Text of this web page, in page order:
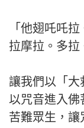
「他翅吒吒
拉摩拉。多拉
讓我們以「大
以咒音進入佛
苦難眾生，讓